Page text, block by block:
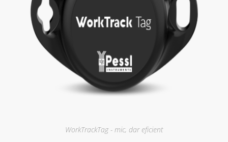
WorkTrackTag - mic, dar eficient